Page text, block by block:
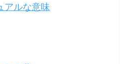
アルな意味